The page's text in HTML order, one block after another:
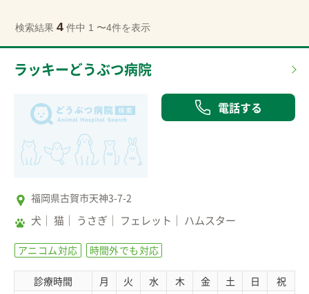
検索結果 4 件中 1 〜4件を表示
ラッキーどうぶつ病院
電話する
福岡県古賀市天神3-7-2
犬 猫 うさぎ フェレット ハムスター
アニコム対応 時間外でも対応
診療時間 月 火 水 木 金 土 日 祝